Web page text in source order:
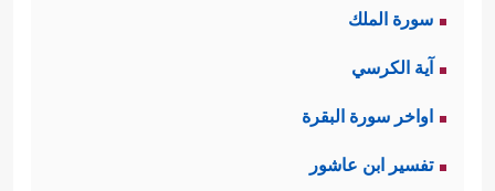
تتناسب مع دوره المطلوب على هذه
الأرض
سورة الملك
آية الكرسي
اواخر سورة البقرة
تفسير ابن عاشور